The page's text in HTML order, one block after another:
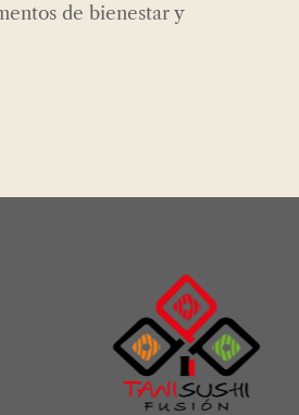
de bienestar y